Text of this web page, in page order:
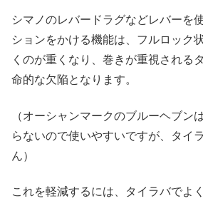
シマノのレバードラグなどレバーを
ションをかける機能は、フルロック
くのが重くなり、巻きが重視される
命的な欠陥となります。
（オーシャンマークのブルーヘブン
らないので使いやすいですが、タイ
ん）
これを軽減するには、タイラバでよ